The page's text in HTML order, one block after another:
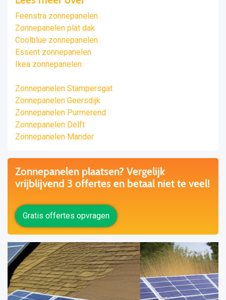
Feenstra zonnepanelen
Zonnepanelen plat dak
Coolblue zonnepanelen
Essent zonnepanelen
Ikea zonnepanelen
Zonnepanelen Stampersgat
Zonnepanelen Geersdijk
Zonnepanelen Purmerend
Zonnepanelen Delft
Zonnepanelen Mander
Zonnepanelen plaatsen? Vergelijk
vrijblijvend 3 offertes en betaal niet te veel!
Gratis offertes opvragen